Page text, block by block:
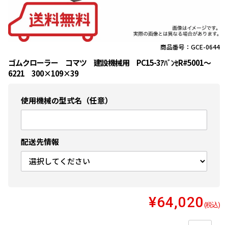
商品番号：GCE-0644
ゴムクローラー コマツ 建設機械用 PC15-3ｱﾊﾞﾝｾR#5001〜
6221 300×109×39
使用機械の型式名（任意）
配送先情報
¥64,020 (税込)